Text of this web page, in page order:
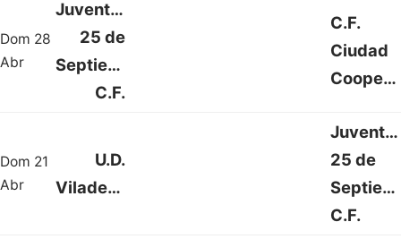
Dom 28
Abr
Juventud
25 de
Septiembre
C.F.
C.F.
Ciudad
Cooperativa
Dom 21
Abr
U.D.
Viladecans
25 de
C.F.